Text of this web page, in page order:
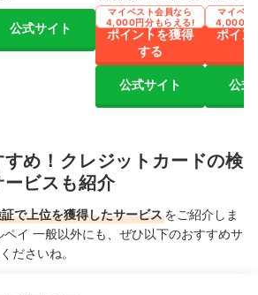
公式サイト
にもおすすめの1枚
ポイントを獲得
する
マイベスト会員なら
4,000円分もらえる!
公式サイト
ポイン
マイベス
4,000円
公式
め！クレジットカードの検
ビスも紹介
で上位を獲得したサービスをご紹介しま
イ 一般以外にも、ぜひ以下のおすすめサ
ださいね。